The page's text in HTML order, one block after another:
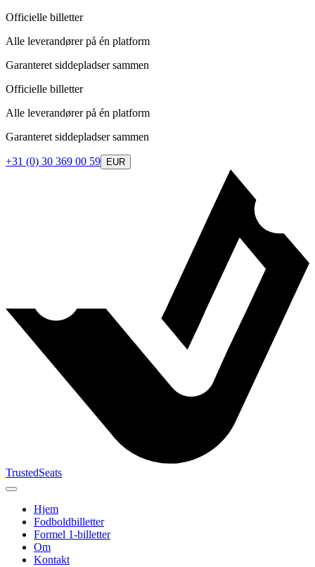
Officielle billetter
Alle leverandører på én platform
Garanteret siddepladser sammen
Officielle billetter
Alle leverandører på én platform
Garanteret siddepladser sammen
+31 (0) 30 369 00 59 EUR
TrustedSeats
Hjem
Fodboldbilletter
Formel 1-billetter
Om
Kontakt